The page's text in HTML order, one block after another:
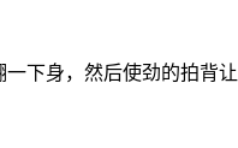
下身，然后使劲的拍背